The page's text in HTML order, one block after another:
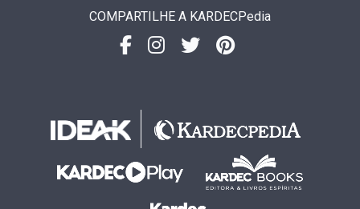
COMPARTILHE A KARDECPedia